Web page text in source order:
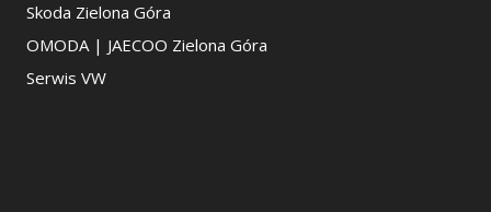
Skoda Zielona Góra
OMODA | JAECOO Zielona Góra
Serwis VW